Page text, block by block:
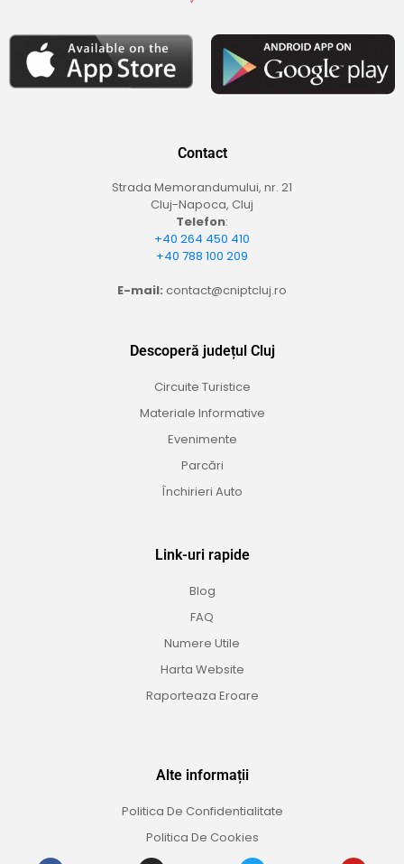
Contact
Strada Memorandumului, nr. 21
Cluj-Napoca, Cluj
Telefon:
+40 264 450 410
+40 788 100 209
E-mail: contact@cniptcluj.ro
Descoperă județul Cluj
Circuite Turistice
Materiale Informative
Evenimente
Parcări
Închirieri Auto
Link-uri rapide
Blog
FAQ
Numere Utile
Harta Website
Raporteaza Eroare
Alte informații
Politica De Confidentialitate
Politica De Cookies